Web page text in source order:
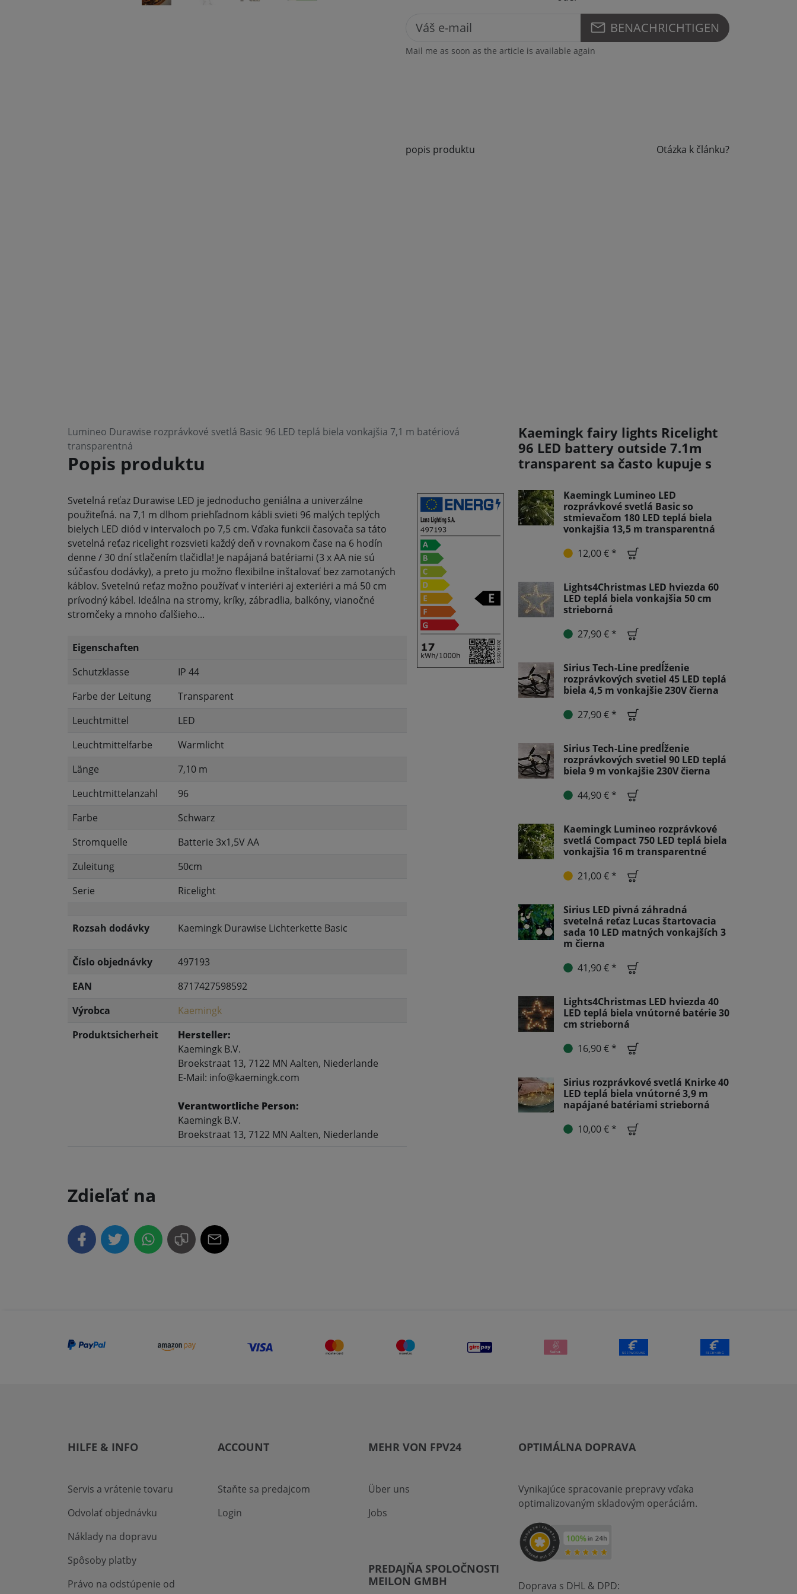
BENACHRICHTIGEN
Mail me as soon as the article is available again
popis produktu Otázka k článku?
Lumineo Durawise rozprávkové svetlá Basic 96 LED teplá biela vonkajšia 7,1 m batériová
transparentná
Popis produktu
Svetelná reťaz Durawise LED je jednoducho geniálna a univerzálne
použiteľná. na 7,1 m dlhom priehľadnom kábli svieti 96 malých teplých
bielych LED diód v intervaloch po 7,5 cm. Vďaka funkcii časovača sa táto
svetelná reťaz ricelight rozsvieti každý deň v rovnakom čase na 6 hodín
denne / 30 dní stlačením tlačidla! Je napájaná batériami (3 x AA nie sú
súčasťou dodávky), a preto ju možno flexibilne inštalovať bez zamotaných
káblov. Svetelnú reťaz možno používať v interiéri aj exteriéri a má 50 cm
prívodný kábel. Ideálna na stromy, kríky, zábradlia, balkóny, vianočné
stromčeky a mnoho ďalšieho...
Eigenschaften
Schutzklasse
IP 44
Farbe der Leitung
Transparent
Leuchtmittel
LED
Leuchtmittelfarbe
Warmlicht
Länge
7,10 m
Leuchtmittelanzahl
96
Farbe
Schwarz
Stromquelle
Batterie 3x1,5V AA
Zuleitung
50cm
Serie
Ricelight
Rozsah dodávky Kaemingk Durawise Lichterkette Basic
Číslo objednávky
497193
EAN
8717427598592
Výrobca
Kaemingk
Produktsicherheit
Hersteller:
Kaemingk B.V.
Broekstraat 13, 7122 MN Aalten, Niederlande
E-Mail: info@kaemingk.com
Verantwortliche Person:
Kaemingk B.V.
Broekstraat 13, 7122 MN Aalten, Niederlande
Zdieľať na
Kaemingk fairy lights Ricelight
96 LED battery outside 7.1m
transparent sa často kupuje s
Kaemingk Lumineo LED
rozprávkové svetlá Basic so
stmievačom 180 LED teplá biela
vonkajšia 13,5 m transparentná
12,00 € *
Lights4Christmas LED hviezda 60
LED teplá biela vonkajšia 50 cm
strieborná
27,90 € *
Sirius Tech-Line predĺženie
rozprávkových svetiel 45 LED teplá
biela 4,5 m vonkajšie 230V čierna
27,90 € *
Sirius Tech-Line predĺženie
rozprávkových svetiel 90 LED teplá
biela 9 m vonkajšie 230V čierna
44,90 € *
Kaemingk Lumineo rozprávkové
svetlá Compact 750 LED teplá biela
vonkajšia 16 m transparentné
21,00 € *
Sirius LED pivná záhradná
svetelná reťaz Lucas štartovacia
sada 10 LED matných vonkajších 3
m čierna
41,90 € *
Lights4Christmas LED hviezda 40
LED teplá biela vnútorné batérie 30
cm strieborná
16,90 € *
Sirius rozprávkové svetlá Knirke 40
LED teplá biela vnútorné 3,9 m
napájané batériami strieborná
10,00 € *
HILFE & INFO
Servis a vrátenie tovaru
Odvolať objednávku
Náklady na dopravu
Spôsoby platby
Právo na odstúpenie od
ACCOUNT
Staňte sa predajcom
Login
MEHR VON FPV24
Über uns
Jobs
PREDAJŇA SPOLOČNOSTI
MEILON GMBH
OPTIMÁLNA DOPRAVA
Vynikajúce spracovanie prepravy vďaka
optimalizovaným skladovým operáciám.
Doprava s DHL & DPD: